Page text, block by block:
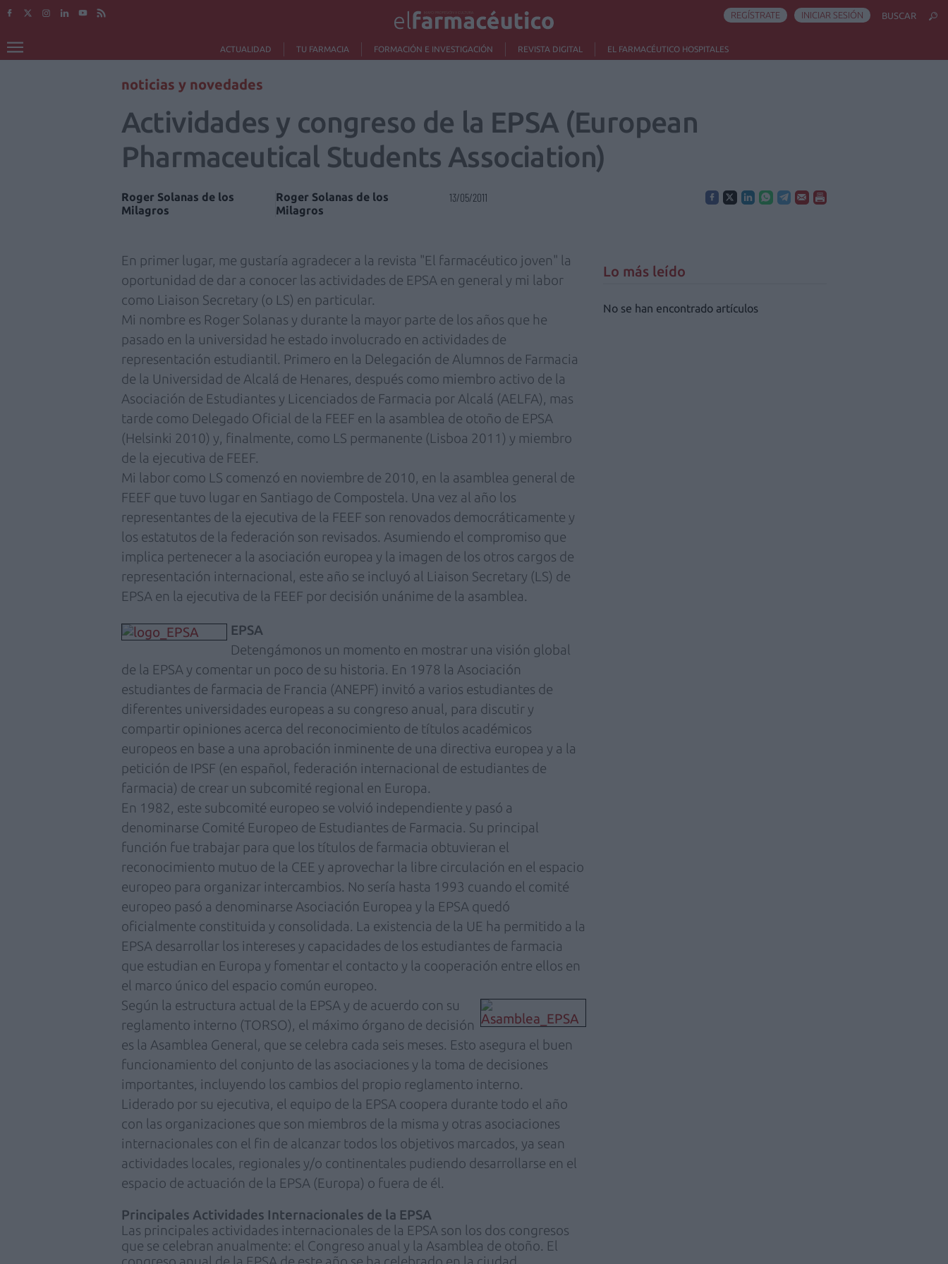
ACTUALIDAD TU FARMACIA FORMACIÓN E INVESTIGACIÓN REVISTA DIGITAL EL FARMACÉUTICO HOSPITALES
REGÍSTRATE INICIAR SESIÓN BUSCAR
noticias y novedades
Actividades y congreso de la EPSA (European
Pharmaceutical Students Association)
Roger Solanas de los
Milagros
Roger Solanas de los
Milagros
13/05/2011
En primer lugar, me gustaría agradecer a la revista "El farmacéutico joven" la
oportunidad de dar a conocer las actividades de EPSA en general y mi labor
como Liaison Secretary (o LS) en particular.
Mi nombre es Roger Solanas y durante la mayor parte de los años que he
pasado en la universidad he estado involucrado en actividades de
representación estudiantil. Primero en la Delegación de Alumnos de Farmacia
de la Universidad de Alcalá de Henares, después como miembro activo de la
Asociación de Estudiantes y Licenciados de Farmacia por Alcalá (AELFA), mas
tarde como Delegado Oficial de la FEEF en la asamblea de otoño de EPSA
(Helsinki 2010) y, finalmente, como LS permanente (Lisboa 2011) y miembro
de la ejecutiva de FEEF.
Mi labor como LS comenzó en noviembre de 2010, en la asamblea general de
FEEF que tuvo lugar en Santiago de Compostela. Una vez al año los
representantes de la ejecutiva de la FEEF son renovados democráticamente y
los estatutos de la federación son revisados. Asumiendo el compromiso que
implica pertenecer a la asociación europea y la imagen de los otros cargos de
representación internacional, este año se incluyó al Liaison Secretary (LS) de
EPSA en la ejecutiva de la FEEF por decisión unánime de la asamblea.
EPSA
Detengámonos un momento en mostrar una visión global
de la EPSA y comentar un poco de su historia. En 1978 la Asociación
estudiantes de farmacia de Francia (ANEPF) invitó a varios estudiantes de
diferentes universidades europeas a su congreso anual, para discutir y
compartir opiniones acerca del reconocimiento de títulos académicos
europeos en base a una aprobación inminente de una directiva europea y a la
petición de IPSF (en español, federación internacional de estudiantes de
farmacia) de crear un subcomité regional en Europa.
En 1982, este subcomité europeo se volvió independiente y pasó a
denominarse Comité Europeo de Estudiantes de Farmacia. Su principal
función fue trabajar para que los títulos de farmacia obtuvieran el
reconocimiento mutuo de la CEE y aprovechar la libre circulación en el espacio
europeo para organizar intercambios. No sería hasta 1993 cuando el comité
europeo pasó a denominarse Asociación Europea y la EPSA quedó
oficialmente constituida y consolidada. La existencia de la UE ha permitido a la
EPSA desarrollar los intereses y capacidades de los estudiantes de farmacia
que estudian en Europa y fomentar el contacto y la cooperación entre ellos en
el marco único del espacio común europeo.
Según la estructura actual de la EPSA y de acuerdo con su
reglamento interno (TORSO), el máximo órgano de decisión
es la Asamblea General, que se celebra cada seis meses. Esto asegura el buen
funcionamiento del conjunto de las asociaciones y la toma de decisiones
importantes, incluyendo los cambios del propio reglamento interno.
Liderado por su ejecutiva, el equipo de la EPSA coopera durante todo el año
con las organizaciones que son miembros de la misma y otras asociaciones
internacionales con el fin de alcanzar todos los objetivos marcados, ya sean
actividades locales, regionales y/o continentales pudiendo desarrollarse en el
espacio de actuación de la EPSA (Europa) o fuera de él.
Principales Actividades Internacionales de la EPSA
Las principales actividades internacionales de la EPSA son los dos congresos
que se celebran anualmente: el Congreso anual y la Asamblea de otoño. El
Lo más leído
No se han encontrado artículos